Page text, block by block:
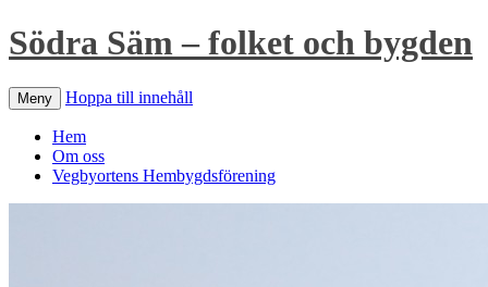
Södra Säm – folket och bygden
Meny Hoppa till innehåll
Hem
Om oss
Vegbyortens Hembygdsförening